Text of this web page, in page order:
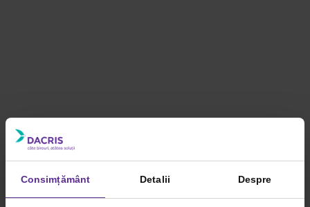
Consimțământ Detalii Despre